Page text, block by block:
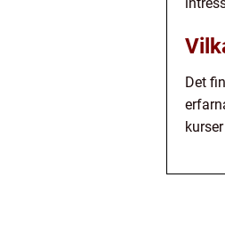
Det